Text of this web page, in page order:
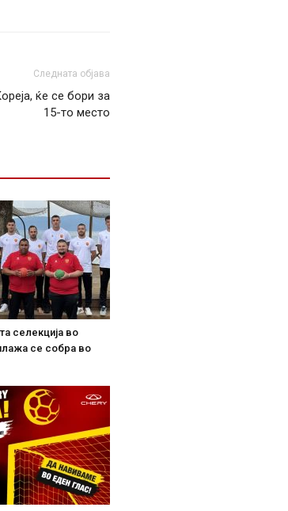
Следната објава
ќе се бори за
15-то место
селекција во
се собра во